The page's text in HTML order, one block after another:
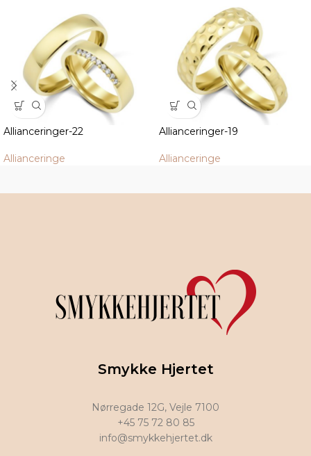
Allianceringer-22
Allianceringe
Allianceringer-19
Allianceringe
Smykke Hjertet
Nørregade 12G, Vejle 7100
+45 75 72 80 85
info@smykkehjertet.dk